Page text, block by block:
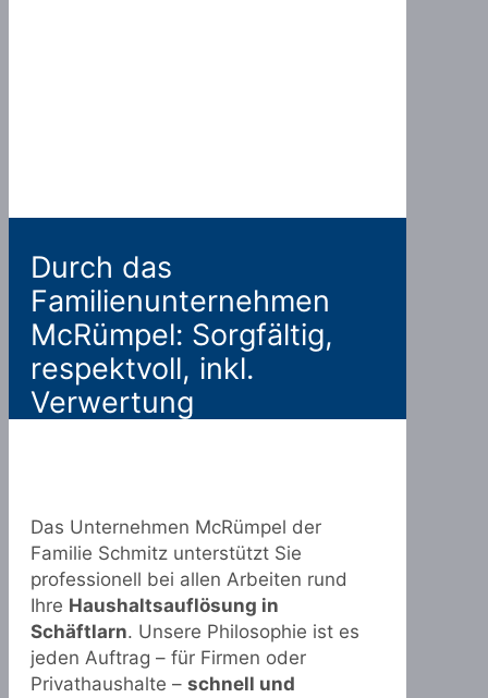
Durch das
Familienunternehmen
McRümpel: Sorgfältig,
respektvoll, inkl.
Verwertung
Das Unternehmen McRümpel der
Familie Schmitz unterstützt Sie
professionell bei allen Arbeiten rund
Ihre Haushaltsauflösung in
Schäftlarn. Unsere Philosophie ist es
jeden Auftrag – für Firmen oder
Privathaushalte – schnell und